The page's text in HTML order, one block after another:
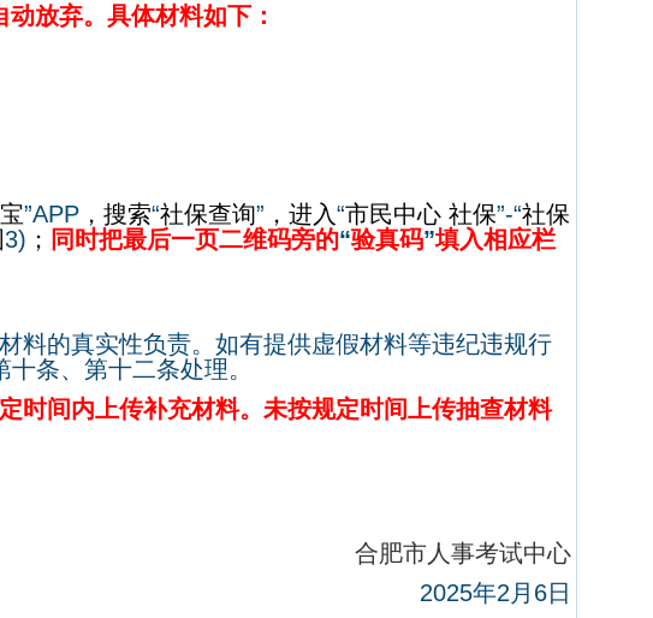
放弃。具体材料如下：
”APP，搜索“社保查询” ，进入“市民中心 社保”-“社保
3) ； 同时把最后一页二维码旁的“验真码”填入相应栏
料的真实性负责。 如有提供虚假材料等违纪违规行
十条、第十二条处理。
时间内上传补充材料。未按规定时间上传抽查材料
合肥市人事考试中心
2025年2 月 6日